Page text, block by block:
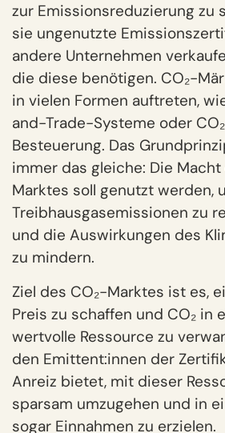
zur Emissionsreduzierung zu
sie ungenutzte
andere Unternehmen
die diese benötigen. CO₂-
in vielen Formen auftreten,
and-Trade-Systeme oder
Besteuerung. Das
immer das gleiche: Die Macht
Marktes soll genutzt werden,
Treibhausgasemissionen zu
und die Auswirkungen des
zu mindern.
Ziel des CO₂-Marktes ist es,
Preis zu schaffen und CO₂ in
wertvolle Ressource zu
den Emittent:innen der
Anreiz bietet, mit dieser
sparsam umzugehen und in
sogar Einnahmen zu erzielen.